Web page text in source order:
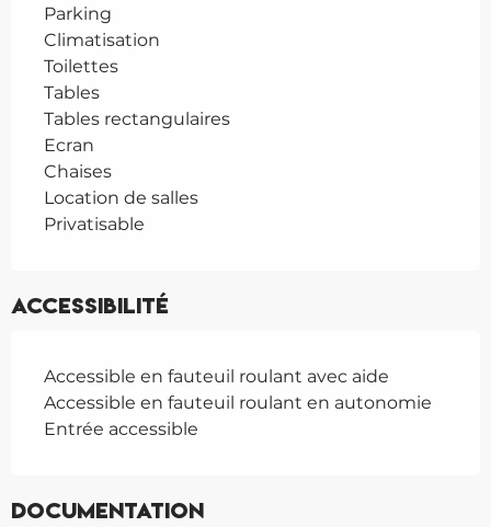
Parking
Climatisation
Toilettes
Tables
Tables rectangulaires
Ecran
Chaises
Location de salles
Privatisable
Accessibilité
Accessible en fauteuil roulant avec aide
Accessible en fauteuil roulant en autonomie
Entrée accessible
Documentation